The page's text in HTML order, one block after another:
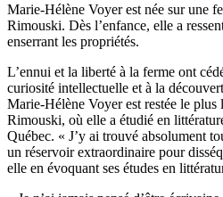
Marie-Hélène Voyer est née sur une
Rimouski. Dès l’enfance, elle a
enserrant les propriétés.
L’ennui et la liberté à la ferme ont
curiosité intellectuelle et à la
Marie-Hélène Voyer est restée le plus
Rimouski, où elle a étudié en
Québec. « J’y ai trouvé absolument
un réservoir extraordinaire pour
elle en évoquant ses études en